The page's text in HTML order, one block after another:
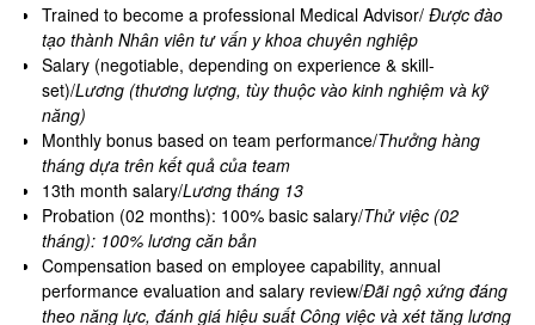
Trained to become a professional Medical Advisor/ Được đào
tạo thành Nhân viên tư vấn y khoa chuyên nghiệp
Salary (negotiable, depending on experience & skill-
set)/Lương (thương lượng, tùy thuộc vào kinh nghiệm và kỹ
năng)
Monthly bonus based on team performance/Thưởng hàng
tháng dựa trên kết quả của team
13th month salary/Lương tháng 13
Probation (02 months): 100% basic salary/Thử việc (02
tháng): 100% lương căn bản
Compensation based on employee capability, annual
performance evaluation and salary review/Đãi ngộ xứng đáng
theo năng lực, đánh giá hiệu suất Công việc và xét tăng lương